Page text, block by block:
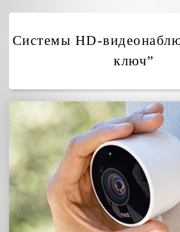
Системы HD-
ключ”